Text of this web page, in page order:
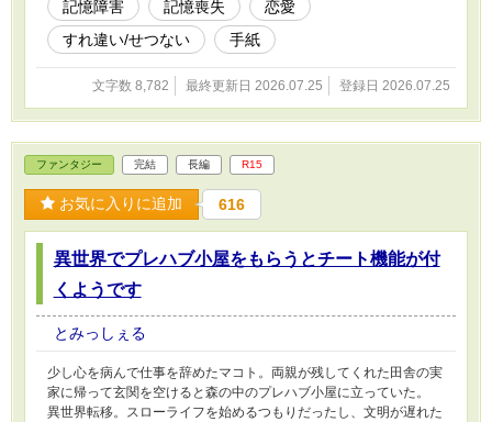
記憶障害
記憶喪失
恋愛
すれ違い/せつない
手紙
文字数 8,782 最終更新日 2026.07.25 登録日 2026.07.25
ファンタジー 完結 長編 R15
お気に入りに追加 616
異世界でプレハブ小屋をもらうとチート機能が付
くようです
とみっしぇる
少し心を病んで仕事を辞めたマコト。両親が残してくれた田舎の実
家に帰って玄関を空けると森の中のプレハブ小屋に立っていた。
異世界転移。スローライフを始めるつもりだったし、文明が遅れた